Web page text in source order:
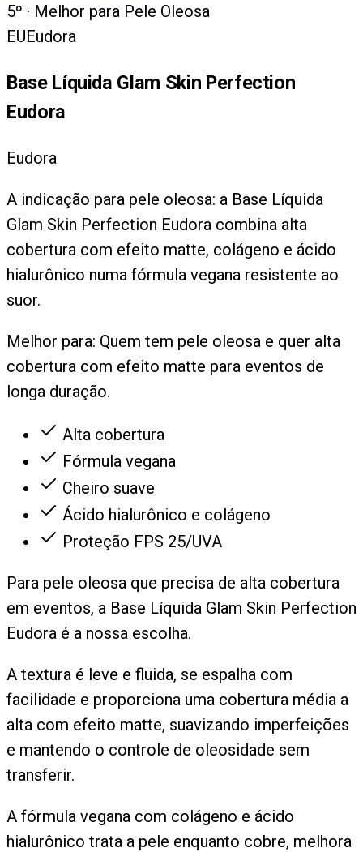
5º · Melhor para Pele Oleosa
EUEudora
Base Líquida Glam Skin Perfection
Eudora
Eudora
A indicação para pele oleosa: a Base Líquida
Glam Skin Perfection Eudora combina alta
cobertura com efeito matte, colágeno e ácido
hialurônico numa fórmula vegana resistente ao
suor.
Melhor para: Quem tem pele oleosa e quer alta
cobertura com efeito matte para eventos de
longa duração.
Alta cobertura
Fórmula vegana
Cheiro suave
Ácido hialurônico e colágeno
Proteção FPS 25/UVA
Para pele oleosa que precisa de alta cobertura
em eventos, a Base Líquida Glam Skin Perfection
Eudora é a nossa escolha.
A textura é leve e fluida, se espalha com
facilidade e proporciona uma cobertura média a
alta com efeito matte, suavizando imperfeições
e mantendo o controle de oleosidade sem
transferir.
A fórmula vegana com colágeno e ácido
hialurônico trata a pele enquanto cobre, melhora